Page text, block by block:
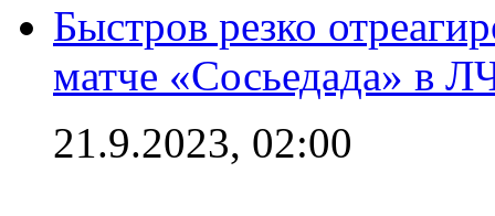
Быстров резко
матче «Сосьедада» в
21.9.2023, 02:00